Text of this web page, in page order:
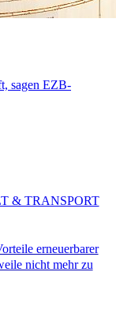
sagen EZB-
erneuerbarer
nicht mehr zu
& TRANSPORT